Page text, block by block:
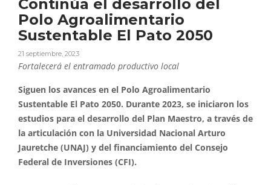
Continúa el desarrollo del
Polo Agroalimentario
Sustentable El Pato 2050
21 septiembre, 2023
Fortalecerá el entramado productivo local
Siguen los avances en el Polo Agroalimentario
Sustentable El Pato 2050. Durante 2023, se iniciaron los
estudios para el desarrollo del Plan Maestro, a través de
la articulación con la Universidad Nacional Arturo
Jauretche (UNAJ) y del financiamiento del Consejo
Federal de Inversiones (CFI).